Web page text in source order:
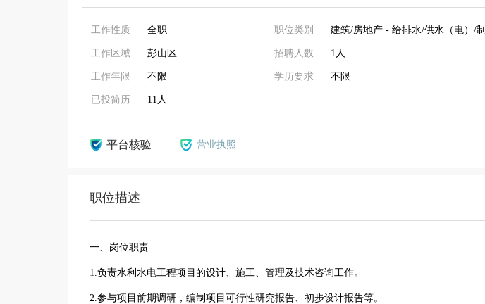
工作性质 全职
工作区域 彭山区
工作年限 不限
已投简历 11人
职位类别 建筑/房地产 - 给排水/供水（电）/制冷/暖通
招聘人数 1人
学历要求 不限
平台核验 营业执照
职位描述
一、岗位职责
1.负责水利水电工程项目的设计、施工、管理及技术咨询工作。
2.参与项目前期调研，编制项目可行性研究报告、初步设计报告等。